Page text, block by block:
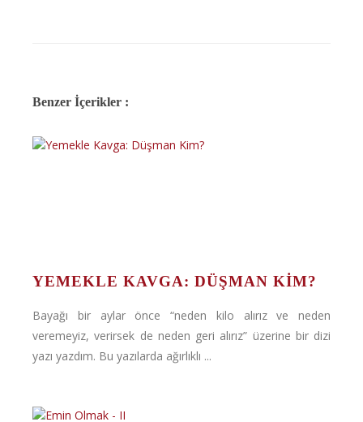
Benzer İçerikler :
YEMEKLE KAVGA: DÜŞMAN KIM?
Bayağı bir aylar önce “neden kilo alırız ve neden
veremeyiz, verirsek de neden geri alırız” üzerine bir dizi
yazı yazdım. Bu yazılarda ağırlıklı ...